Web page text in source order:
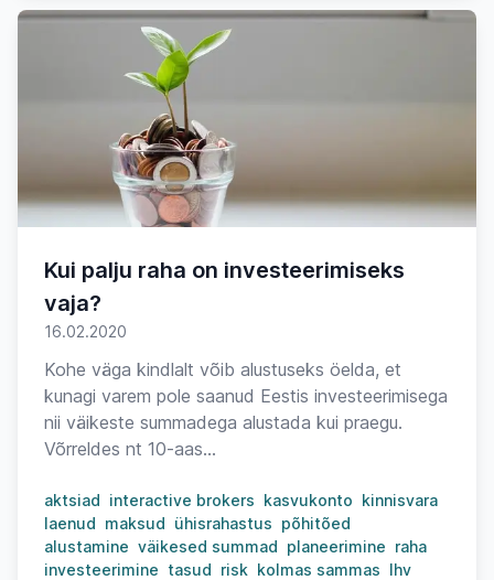
Kui palju raha on investeerimiseks
vaja?
16.02.2020
Kohe väga kindlalt võib alustuseks öelda, et
kunagi varem pole saanud Eestis investeerimisega
nii väikeste summadega alustada kui praegu.
Võrreldes nt 10-aas...
aktsiad interactive brokers kasvukonto kinnisvara
laenud maksud ühisrahastus põhitõed
alustamine väikesed summad planeerimine raha
investeerimine tasud risk kolmas sammas lhv